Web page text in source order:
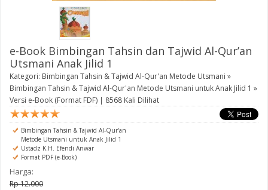
e-Book Bimbingan Tahsin dan Tajwid Al-Qur’an
Utsmani Anak Jilid 1
Kategori: Bimbingan Tahsin & Tajwid Al-Qur'an Metode Utsmani »
Bimbingan Tahsin & Tajwid Al-Qur'an Metode Utsmani untuk Anak Jilid 1 »
Versi e-Book (Format FDF) | 8568 Kali Dilihat
Bimbingan Tahsin & Tajwid Al-Qur'an
Metode Utsmani untuk Anak Jilid 1
Ustadz K.H. Efendi Anwar
Format PDF (e-Book)
Harga:
Rp 12.000